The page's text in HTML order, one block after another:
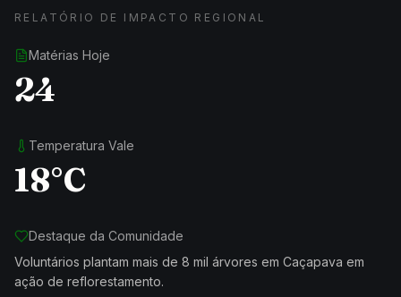
RELATÓRIO DE IMPACTO REGIONAL
Matérias Hoje
24
Temperatura Vale
18°C
Destaque da Comunidade
Voluntários plantam mais de 8 mil árvores em Caçapava em
ação de reflorestamento.